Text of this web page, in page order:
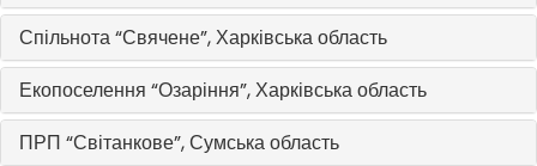
Спільнота “Свячене”, Харківська область
Екопоселення “Озаріння”, Харківська область
ПРП “Світанкове”, Сумська область